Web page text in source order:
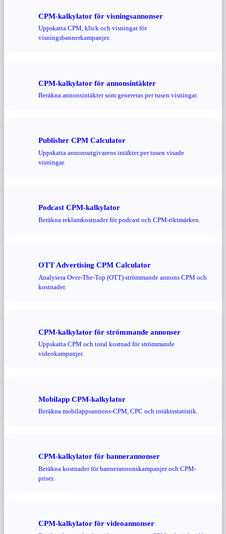
CPM-kalkylator för visningsannonser
Uppskatta CPM, klick och visningar för
visningsbannerkampanjer.
CPM-kalkylator för annonsintäkter
Beräkna annonsintäkter som genereras per tusen visningar.
Publisher CPM Calculator
Uppskatta annonsutgivarens intäkter per tusen visade
visningar.
Podcast CPM-kalkylator
Beräkna reklamkostnader för podcast och CPM-riktmärken.
OTT Advertising CPM Calculator
Analysera Over-The-Top (OTT) strömmande annons CPM och
kostnader.
CPM-kalkylator för strömmande annonser
Uppskatta CPM och total kostnad för strömmande
videokampanjer.
Mobilapp CPM-kalkylator
Beräkna mobilappsannons-CPM, CPC och intäktsstatistik.
CPM-kalkylator för bannerannonser
Beräkna kostnader för bannerannonskampanjer och CPM-
priser.
CPM-kalkylator för videoannonser